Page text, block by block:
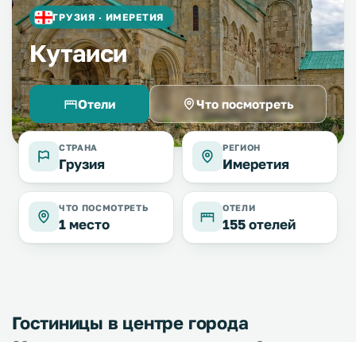
ГРУЗИЯ · ИМЕРЕТИЯ
Кутаиси
Отели Что посмотреть
СТРАНА
Грузия
РЕГИОН
Имеретия
ЧТО ПОСМОТРЕТЬ
1 место
ОТЕЛИ
155 отелей
Гостиницы в центре города